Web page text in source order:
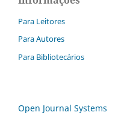
Para Leitores
Para Autores
Para Bibliotecários
Open Journal Systems